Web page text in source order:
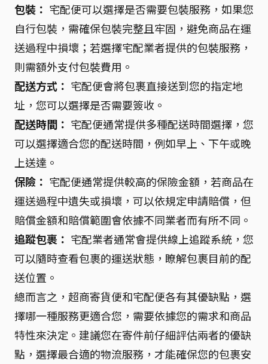
包裝： 宅配便可以選擇是否需要包裝服務，如果您
自行包裝，需確保包裝完整且牢固，避免商品在運
送過程中損壞；若選擇宅配業者提供的包裝服務，
則需額外支付包裝費用。
配送方式： 宅配便會將包裹直接送到您的指定地
址，您可以選擇是否需要簽收。
配送時間： 宅配便通常提供多種配送時間選擇，您
可以選擇適合您的配送時間，例如早上、下午或晚
上送達。
保險： 宅配便通常提供較高的保險金額，若商品在
運送過程中遺失或損壞，可以依規定申請賠償，但
賠償金額和賠償範圍會依據不同業者而有所不同。
追蹤包裹： 宅配業者通常會提供線上追蹤系統，您
可以隨時查看包裹的運送狀態，瞭解包裹目前的配
送位置。
總而言之，超商寄貨便和宅配便各有其優缺點，選
擇哪一種服務更適合您，需要依據您的需求和商品
特性來決定。建議您在寄件前仔細評估兩者的優缺
點，選擇最合適的物流服務，才能確保您的包裹安